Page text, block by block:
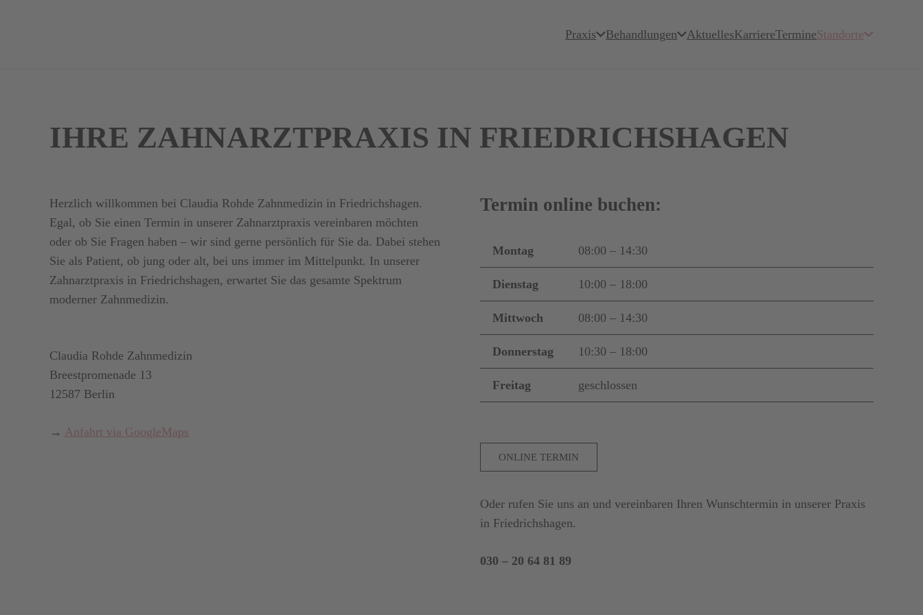
Praxis Behandlungen AktuellesKarriereTermineStandorte
IHRE ZAHNARZTPRAXIS IN FRIEDRICHSHAGEN
Herzlich willkommen bei Claudia Rohde Zahnmedizin in Friedrichshagen.
Egal, ob Sie einen Termin in unserer Zahnarztpraxis vereinbaren möchten
oder ob Sie Fragen haben – wir sind gerne persönlich für Sie da. Dabei stehen
Sie als Patient, ob jung oder alt, bei uns immer im Mittelpunkt. In unserer
Zahnarztpraxis in Friedrichshagen, erwartet Sie das gesamte Spektrum
moderner Zahnmedizin.
Claudia Rohde Zahnmedizin
Breestpromenade 13
12587 Berlin
→ Anfahrt via GoogleMaps
Termin online buchen:
Montag 08:00 – 14:30
Dienstag 10:00 – 18:00
Mittwoch 08:00 – 14:30
Donnerstag 10:30 – 18:00
Freitag geschlossen
ONLINE TERMIN
Oder rufen Sie uns an und vereinbaren Ihren Wunschtermin in unserer Praxis
in Friedrichshagen.
030 – 20 64 81 89